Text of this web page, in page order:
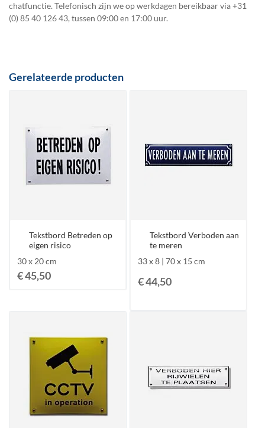
chatfunctie. Telefonisch zijn we op werkdagen bereikbaar via+31
(0) 85 40 126 43, tussen 09:00 en 17:00 uur.
Gerelateerde producten
Tekstbord Betreden op
eigen risico
30 x 20 cm
€ 45,50
Tekstbord Verboden aan
te meren
33 x 8 | 70 x 15 cm
€ 44,50